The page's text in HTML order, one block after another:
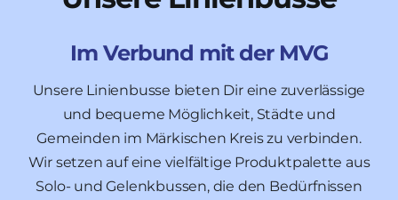
Im Verbund mit der MVG
Unsere Linienbusse bieten Dir eine zuverlässige
und bequeme Möglichkeit, Städte und
Gemeinden im Märkischen Kreis zu verbinden.
Wir setzen auf eine vielfältige Produktpalette aus
Solo- und Gelenkbussen, die den Bedürfnissen